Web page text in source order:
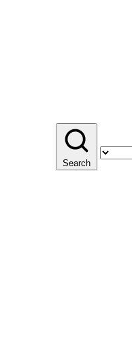
Search